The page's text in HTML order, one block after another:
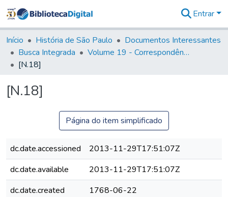
&
Coleções
Tudo na
Entrar
Início História de São Paulo
Documentos Interessantes
Busca Integrada
Volume 19 - Correspondência do Capital General D. Luiz Antonio de Souza (1767- 70)
[N.18]
[N.18]
Página do item simplificado
dc.date.accessioned
2013-11-29T17:51:07Z
dc.date.available
2013-11-29T17:51:07Z
dc.date.created
1768-06-22